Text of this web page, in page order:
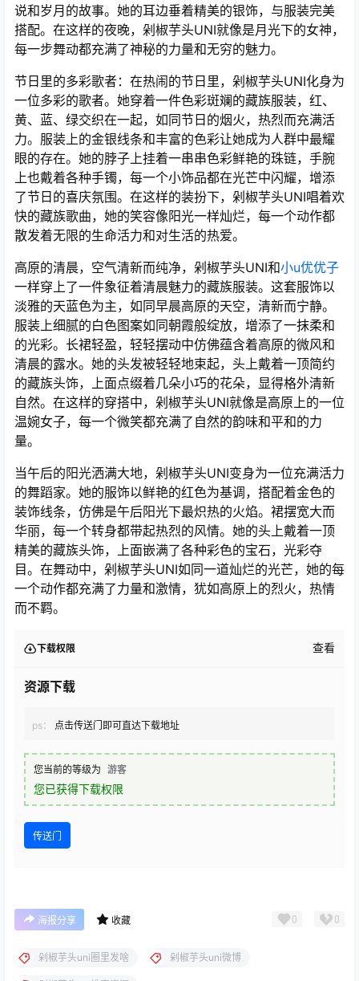
说和岁月的故事。她的耳边垂着精美的银饰，与服装完美
搭配。在这样的夜晚，剁椒芋头UNI就像是月光下的女神，
每一步舞动都充满了神秘的力量和无穷的魅力。
节日里的多彩歌者：在热闹的节日里，剁椒芋头UNI化身为
一位多彩的歌者。她穿着一件色彩斑斓的藏族服装，红、
黄、蓝、绿交织在一起，如同节日的烟火，热烈而充满活
力。服装上的金银线条和丰富的色彩让她成为人群中最耀
眼的存在。她的脖子上挂着一串串色彩鲜艳的珠链，手腕
上也戴着各种手镯，每一个小饰品都在光芒中闪耀，增添
了节日的喜庆氛围。在这样的装扮下，剁椒芋头UNI唱着欢
快的藏族歌曲，她的笑容像阳光一样灿烂，每一个动作都
散发着无限的生命活力和对生活的热爱。
高原的清晨，空气清新而纯净，剁椒芋头UNI和小u优优子
一样穿上了一件象征着清晨魅力的藏族服装。这套服饰以
淡雅的天蓝色为主，如同早晨高原的天空，清新而宁静。
服装上细腻的白色图案如同朝霞般绽放，增添了一抹柔和
的光彩。长裙轻盈，轻轻摆动中仿佛蕴含着高原的微风和
清晨的露水。她的头发被轻轻地束起，头上戴着一顶简约
的藏族头饰，上面点缀着几朵小巧的花朵，显得格外清新
自然。在这样的穿搭中，剁椒芋头UNI就像是高原上的一位
温婉女子，每一个微笑都充满了自然的韵味和平和的力
量。
当午后的阳光洒满大地，剁椒芋头UNI变身为一位充满活力
的舞蹈家。她的服饰以鲜艳的红色为基调，搭配着金色的
装饰线条，仿佛是午后阳光下最炽热的火焰。裙摆宽大而
华丽，每一个转身都带起热烈的风情。她的头上戴着一顶
精美的藏族头饰，上面嵌满了各种彩色的宝石，光彩夺
目。在舞动中，剁椒芋头UNI如同一道灿烂的光芒，她的每
一个动作都充满了力量和激情，犹如高原上的烈火，热情
而不羁。
下载权限 查看
资源下载
ps： 点击传送门即可直达下载地址
您当前的等级为 游客
您已获得下载权限
传送门
海报分享 收藏 0 0
剁椒芋头uni圈里发啥 剁椒芋头uni微博